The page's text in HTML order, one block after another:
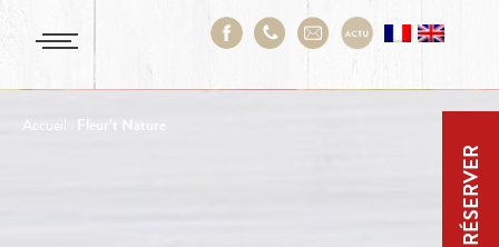
RÉSERVER
Accueil Fleur’t Nature